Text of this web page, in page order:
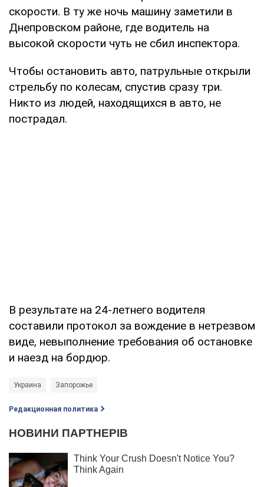
скорости. В ту же ночь машину заметили в
Днепровском районе, где водитель на
высокой скорости чуть не сбил инспектора.
Чтобы остановить авто, патрульные открыли
стрельбу по колесам, спустив сразу три.
Никто из людей, находящихся в авто, не
пострадал.
В результате на 24-летнего водителя
составили протокол за вождение в нетрезвом
виде, невыполнение требования об остановке
и наезд на бордюр.
Украина Запорожье
Редакционная политика